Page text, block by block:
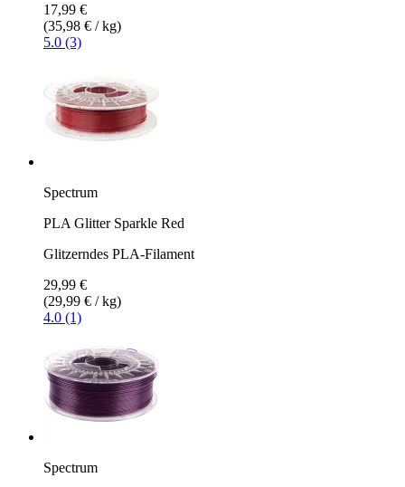
17,99 €
(35,98 € / kg)
5.0 (3)
Spectrum
PLA Glitter Sparkle Red
Glitzerndes PLA-Filament
29,99 €
(29,99 € / kg)
4.0 (1)
Spectrum